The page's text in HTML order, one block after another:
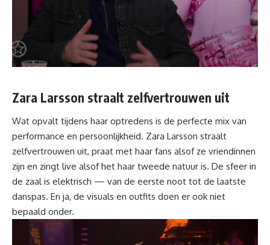
Zara Larsson straalt zelfvertrouwen uit
Wat opvalt tijdens haar optredens is de perfecte mix van
performance en persoonlijkheid. Zara Larsson straalt
zelfvertrouwen uit, praat met haar fans alsof ze vriendinnen
zijn en zingt live alsof het haar tweede natuur is. De sfeer in
de zaal is elektrisch — van de eerste noot tot de laatste
danspas. En ja, de visuals en outfits doen er ook niet
bepaald onder.